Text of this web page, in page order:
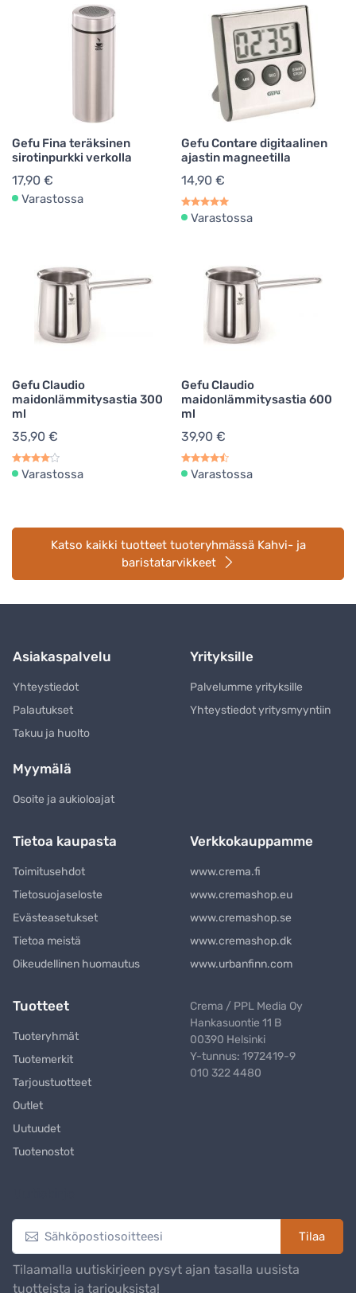
Gefu Fina teräksinen
sirotinpurkki verkolla
17,90 €
Varastossa
Gefu Contare digitaalinen
ajastin magneetilla
14,90 €
Varastossa
Gefu Claudio
maidonlämmitysastia 300
ml
35,90 €
Varastossa
Gefu Claudio
maidonlämmitysastia 600
ml
39,90 €
Varastossa
Katso kaikki tuotteet tuoteryhmässä Kahvi- ja
baristatarvikkeet
Asiakaspalvelu
Yhteystiedot
Palautukset
Takuu ja huolto
Yrityksille
Palvelumme yrityksille
Yhteystiedot yritysmyyntiin
Myymälä
Osoite ja aukioloajat
Tietoa kaupasta
Toimitusehdot
Tietosuojaseloste
Evästeasetukset
Tietoa meistä
Oikeudellinen huomautus
Verkkokauppamme
www.crema.fi
www.cremashop.eu
www.cremashop.se
www.cremashop.dk
www.urbanfinn.com
Tuotteet
Tuoteryhmät
Tuotemerkit
Tarjoustuotteet
Outlet
Uutuudet
Tuotenostot
Crema / PPL Media Oy
Hankasuontie 11 B
00390 Helsinki
Y-tunnus: 1972419-9
010 322 4480
Tilaa
Tilaamalla uutiskirjeen pysyt ajan tasalla uusista
tuotteista ja tarjouksista!